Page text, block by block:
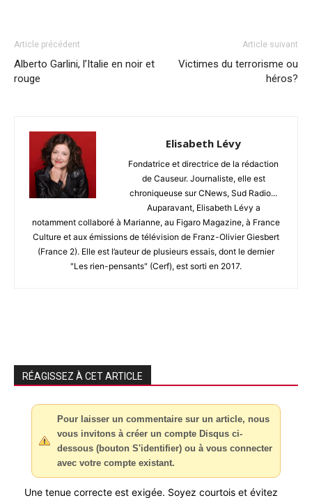
Article précédent
Alberto Garlini, l’Italie en noir et
rouge
Article suivant
Victimes du terrorisme ou
héros?
Elisabeth Lévy
Fondatrice et directrice de la rédaction
de Causeur. Journaliste, elle est
chroniqueuse sur CNews, Sud Radio...
Auparavant, Elisabeth Lévy a
notamment collaboré à Marianne, au Figaro Magazine, à France
Culture et aux émissions de télévision de Franz-Olivier Giesbert
(France 2). Elle est l’auteur de plusieurs essais, dont le dernier
"Les rien-pensants" (Cerf), est sorti en 2017.
RÉAGISSEZ À CET ARTICLE
Pour laisser un commentaire sur un article, nous
vous invitons à créer un compte Disqus ci-
dessous (bouton S'identifier) ou à vous connecter
avec votre compte existant.
Une tenue correcte est exigée. Soyez courtois et évitez